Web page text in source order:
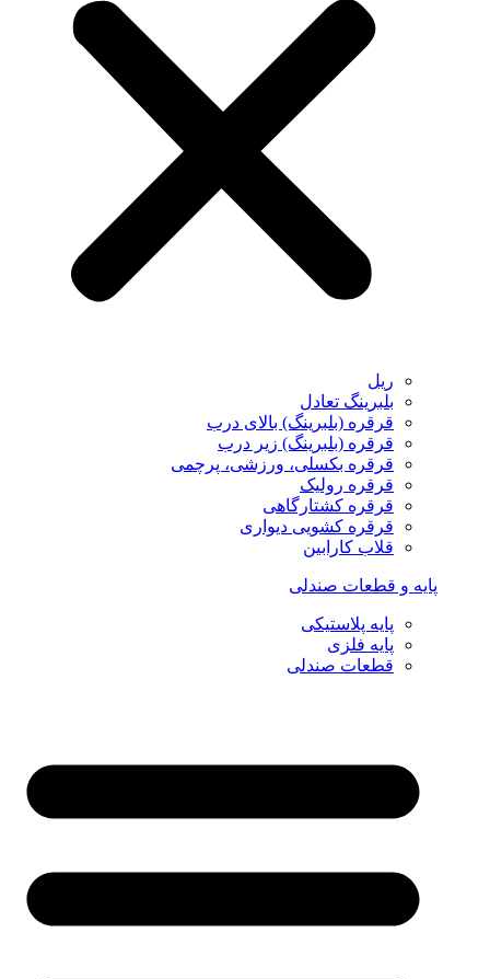
ریل
بلبرینگ تعادل
قرقره (بلبرینگ) بالای درب
قرقره (بلبرینگ) زیر درب
قرقره بکسلی، ورزشی، پرچمی
قرقره رولیک
قرقره کشتارگاهی
قرقره کشویی دیواری
قلاب کارابین
پایه و قطعات صندلی
پایه پلاستیکی
پایه فلزی
قطعات صندلی